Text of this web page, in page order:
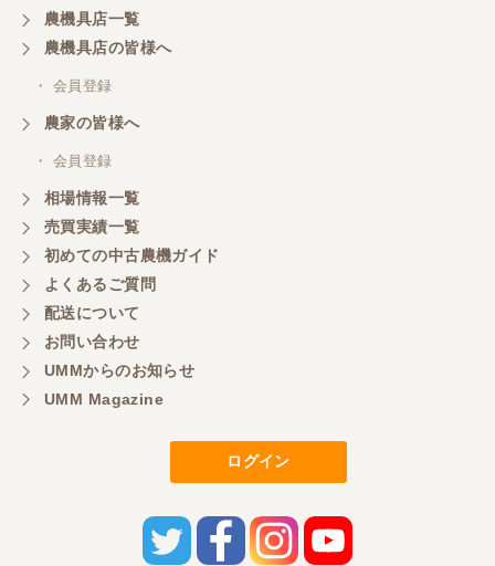
農機具店一覧
農機具店の皆様へ
・ 会員登録
農家の皆様へ
・ 会員登録
相場情報一覧
売買実績一覧
初めての中古農機ガイド
よくあるご質問
配送について
お問い合わせ
UMMからのお知らせ
UMM Magazine
ログイン